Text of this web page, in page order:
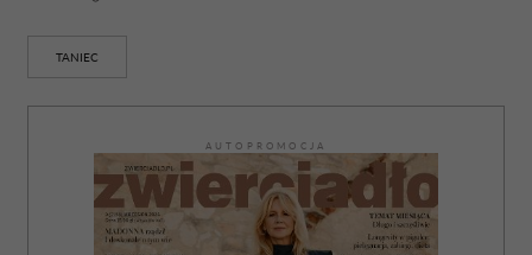
TANIEC
AUTOPROMOCJA